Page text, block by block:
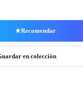
★Recomendar
en colección